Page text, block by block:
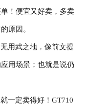
！便宜又好卖，多卖
原因。
用武之地，像前文提
用场景；也就是说仍
一定卖得好！GT710